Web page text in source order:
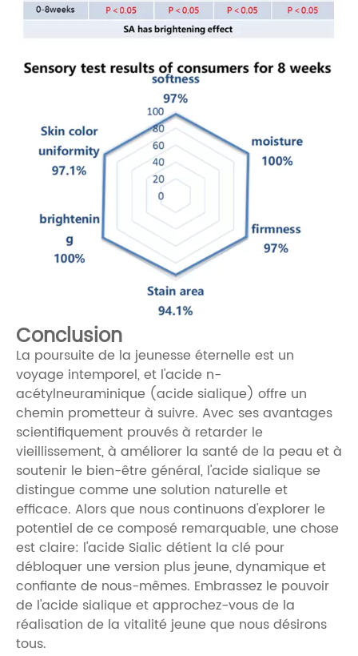
Conclusion
La poursuite de la jeunesse éternelle est un
voyage intemporel, et l'acide n-
acétylneuraminique (acide sialique) offre un
chemin prometteur à suivre. Avec ses avantages
scientifiquement prouvés à retarder le
vieillissement, à améliorer la santé de la peau et à
soutenir le bien-être général, l'acide sialique se
distingue comme une solution naturelle et
efficace. Alors que nous continuons d'explorer le
potentiel de ce composé remarquable, une chose
est claire: l'acide Sialic détient la clé pour
débloquer une version plus jeune, dynamique et
confiante de nous-mêmes. Embrassez le pouvoir
de l'acide sialique et approchez-vous de la
réalisation de la vitalité jeune que nous désirons
tous.